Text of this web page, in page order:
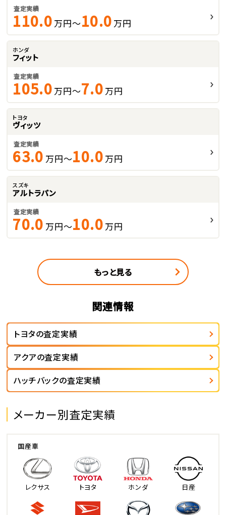
査定実績
110.0 万円～10.0 万円
ホンダ
フィット
査定実績
105.0 万円～7.0 万円
トヨタ
ヴィッツ
査定実績
63.0 万円～10.0 万円
スズキ
アルトラパン
査定実績
70.0 万円～10.0 万円
もっと見る
関連情報
トヨタの査定実績
アクアの査定実績
ハッチバックの査定実績
メーカー別査定実績
国産車
レクサス トヨタ ホンダ 日産